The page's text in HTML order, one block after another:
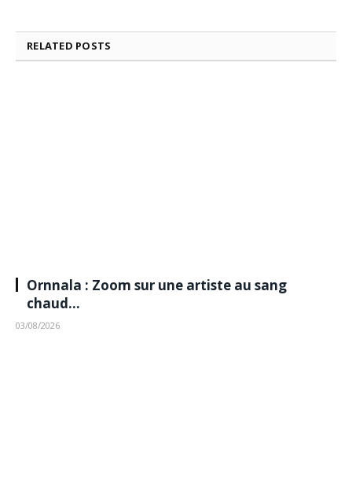
RELATED POSTS
Ornnala : Zoom sur une artiste au sang
chaud…
03/08/2026